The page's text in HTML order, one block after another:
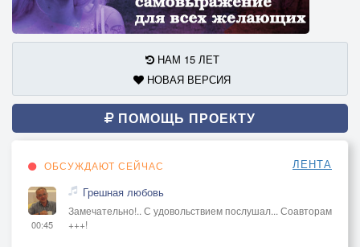
НАМ 15 ЛЕТ
НОВАЯ ВЕРСИЯ
ПОМОЩЬ ПРОЕКТУ
ОБСУЖДАЮТ СЕЙЧАС ЛЕНТА
00:45
Грешная любовь
Замечательно!.. С удовольствием послушал... Соавторам
+++!